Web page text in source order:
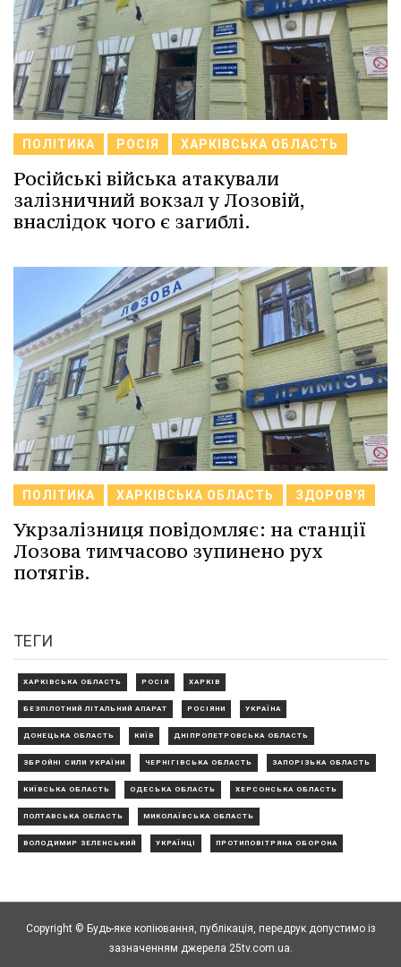
ПОЛІТИКА РОСІЯ ХАРКІВСЬКА ОБЛАСТЬ
Російські війська атакували
залізничний вокзал у Лозовій,
внаслідок чого є загиблі.
ПОЛІТИКА ХАРКІВСЬКА ОБЛАСТЬ ЗДОРОВ'Я
Укрзалізниця повідомляє: на станції
Лозова тимчасово зупинено рух
потягів.
ТЕГИ
ХАРКІВСЬКА ОБЛАСТЬ РОСІЯ ХАРКІВ
БЕЗПІЛОТНИЙ ЛІТАЛЬНИЙ АПАРАТ РОСІЯНИ УКРАЇНА
ДОНЕЦЬКА ОБЛАСТЬ КИЇВ ДНІПРОПЕТРОВСЬКА ОБЛАСТЬ
ЗБРОЙНІ СИЛИ УКРАЇНИ ЧЕРНІГІВСЬКА ОБЛАСТЬ ЗАПОРІЗЬКА ОБЛАСТЬ
КИЇВСЬКА ОБЛАСТЬ ОДЕСЬКА ОБЛАСТЬ ХЕРСОНСЬКА ОБЛАСТЬ
ПОЛТАВСЬКА ОБЛАСТЬ МИКОЛАЇВСЬКА ОБЛАСТЬ
ВОЛОДИМИР ЗЕЛЕНСЬКИЙ УКРАЇНЦІ ПРОТИПОВІТРЯНА ОБОРОНА
Copyright © Будь-яке копiювання, публiкацiя, передрук допустимо із
зазначенням джерела 25tv.com.ua.